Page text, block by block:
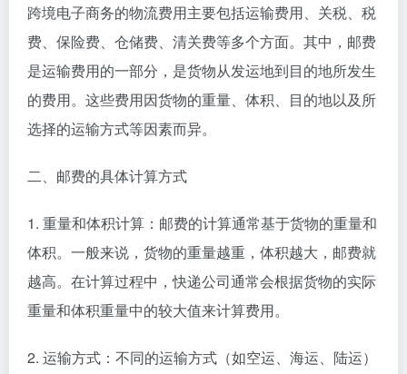
跨境电子商务的物流费用主要包括运输费用、关税、税
费、保险费、仓储费、清关费等多个方面。其中，邮费
是运输费用的一部分，是货物从发运地到目的地所发生
的费用。这些费用因货物的重量、体积、目的地以及所
选择的运输方式等因素而异。
二、邮费的具体计算方式
1. 重量和体积计算：邮费的计算通常基于货物的重量和
体积。一般来说，货物的重量越重，体积越大，邮费就
越高。在计算过程中，快递公司通常会根据货物的实际
重量和体积重量中的较大值来计算费用。
2. 运输方式：不同的运输方式（如空运、海运、陆运）